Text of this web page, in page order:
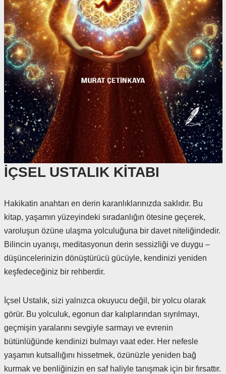
İÇSEL USTALIK KİTABI
Hakikatin anahtarı en derin karanlıklarınızda saklıdır. Bu
kitap, yaşamın yüzeyindeki sıradanlığın ötesine geçerek,
varoluşun özüne ulaşma yolculuğuna bir davet niteliğindedir.
Bilincin uyanışı, meditasyonun derin sessizliği ve duygu –
düşüncelerinizin dönüştürücü gücüyle, kendinizi yeniden
keşfedeceğiniz bir rehberdir.
İçsel Ustalık, sizi yalnızca okuyucu değil, bir yolcu olarak
görür. Bu yolculuk, egonun dar kalıplarından sıyrılmayı,
geçmişin yaralarını sevgiyle sarmayı ve evrenin
bütünlüğünde kendinizi bulmayı vaat eder. Her nefesle
yaşamın kutsallığını hissetmek, özünüzle yeniden bağ
kurmak ve benliğinizin en saf haliyle tanışmak için bir fırsattır.